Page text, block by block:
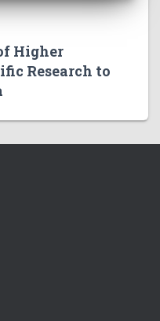
Higher
Research to